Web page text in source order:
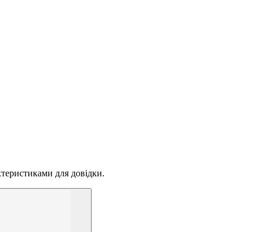
для довідки.